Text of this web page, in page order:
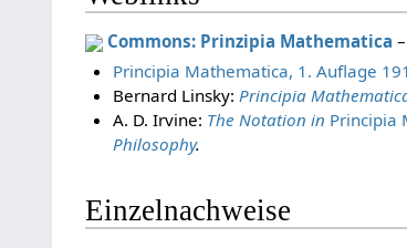
Commons: Prinzipia Mathematica
Principia Mathematica, 1. Auflage
Bernard Linsky: Principia
A. D. Irvine: The Notation in Principia
Philosophy.
Einzelnachweise